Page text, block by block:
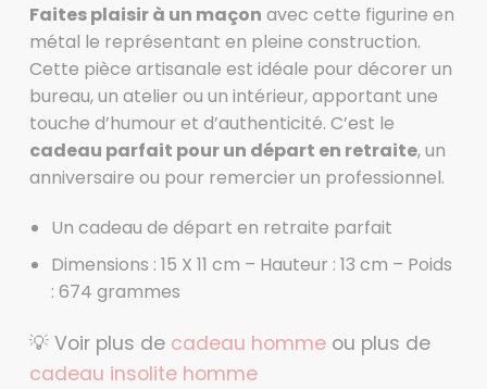
Faites plaisir à un maçon avec cette figurine en
métal le représentant en pleine construction.
Cette pièce artisanale est idéale pour décorer un
bureau, un atelier ou un intérieur, apportant une
touche d’humour et d’authenticité. C’est le
cadeau parfait pour un départ en retraite, un
anniversaire ou pour remercier un professionnel.
Un cadeau de départ en retraite parfait
Dimensions : 15 X 11 cm – Hauteur : 13 cm – Poids
: 674 grammes
💡 Voir plus de cadeau hommeou plus de
cadeau insolite homme